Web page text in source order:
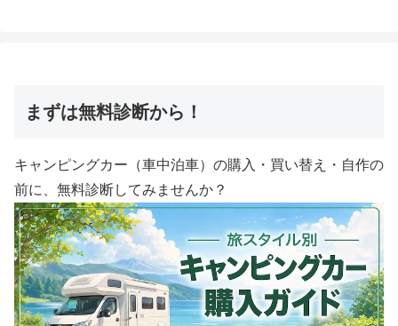
まずは無料診断から！
キャンピングカー（車中泊車）の購入・買い替え・自作の
前に、無料診断してみませんか？